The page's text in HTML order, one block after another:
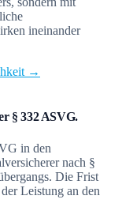
ineinander
→
§ 332 ASVG.
in den
nach §
Die Frist
Leistung an den